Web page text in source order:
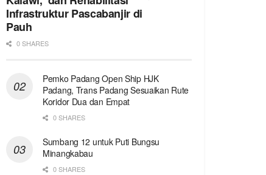
Infrastruktur Pascabanjir di
Pauh
0 SHARES
Pemko Padang Open Ship HJK
Padang, Trans Padang Sesuaikan Rute
Koridor Dua dan Empat
0 SHARES
Sumbang 12 untuk Puti Bungsu
Minangkabau
0 SHARES